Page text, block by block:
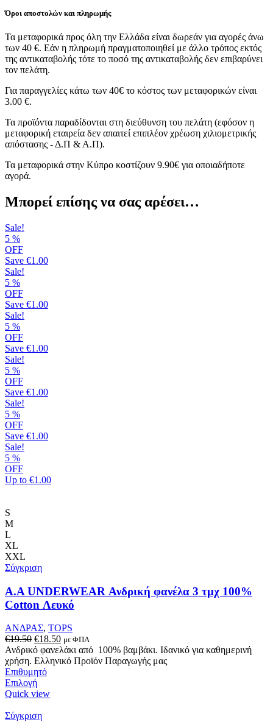
Όροι αποστολών και πληρωμής
Τα μεταφορικά προς όλη την Ελλάδα είναι δωρεάν για αγορές άνω
των 40 €. Εάν η πληρωμή πραγματοποιηθεί με άλλο τρόπος εκτός
της αντικαταβολής τότε το ποσό της αντικαταβολής δεν επιβαρύνει
τον πελάτη.
Για παραγγελίες κάτω των 40€ το κόστος των μεταφορικών είναι
3.00 €.
Τα προϊόντα παραδίδονται στη διεύθυνση του πελάτη (εφόσον η
μεταφορική εταιρεία δεν απαιτεί επιπλέον χρέωση χιλιομετρικής
απόστασης - Δ.Π & Α.Π).
Τα μεταφορικά στην Κύπρο κοστίζουν 9.90€ για οποιαδήποτε
αγορά.
Μπορεί επίσης να σας αρέσει…
Sale!
5 %
OFF
Save €1.00
Sale!
5 %
OFF
Save €1.00
Sale!
5 %
OFF
Save €1.00
Sale!
5 %
OFF
Save €1.00
Sale!
5 %
OFF
Save €1.00
Sale!
5 %
OFF
Up to €1.00
S
M
L
XL
XXL
Σύγκριση
Α.A UNDERWEAR Ανδρική φανέλα 3 τμχ 100%
Cotton Λευκό
ΑΝΔΡΑΣ, TOPS
€19.50 Original
price
was:
€19.50.
€18.50Η
τρέχουσα
τιμή
με ΦΠΑ
Ανδρικό φανελάκι από 100% βαμβάκι. Ιδανικό για καθημερινή
χρήση. Ελληνικό Προϊόν Παραγωγής μας
Επιθυμητό
ΕπιλογήΑυτό
το
έχει
Quick view
Σύγκριση